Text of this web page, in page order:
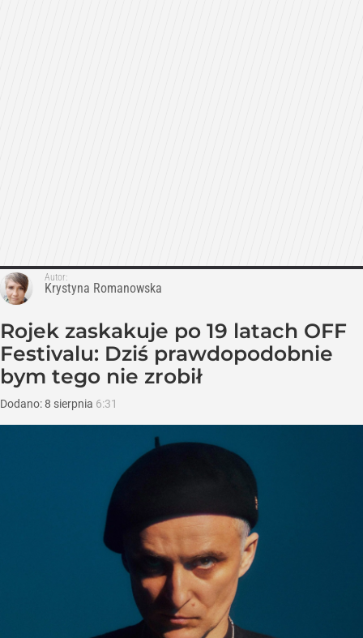
Autor:
Krystyna Romanowska
Rojek zaskakuje po 19 latach OFF
Festivalu: Dziś prawdopodobnie
bym tego nie zrobił
Dodano:8 sierpnia 6:31